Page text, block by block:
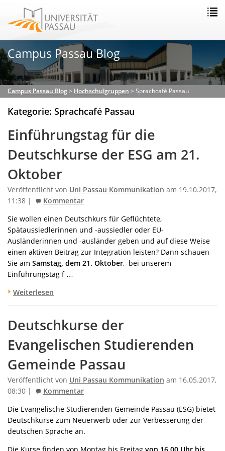
Campus Passau Blog
Campus Passau Blog> Hochschulgruppen > Sprachcafé Passau
Kategorie: Sprachcafé Passau
Einführungstag für die
Deutschkurse der ESG am 21.
Oktober
Veröffentlicht von Uni Passau Kommunikation am 19.10.2017,
11:38 |
Kommentar
Sie wollen einen Deutschkurs für Geflüchtete,
Spätaussiedlerinnen und -aussiedler oder EU-
Ausländerinnen und -ausländer geben und auf diese Weise
einen aktiven Beitrag zur Integration leisten? Dann schauen
Sie am Samstag, dem 21. Oktober, bei unserem
Einführungstag f …
Weiterlesen
Deutschkurse der
Evangelischen Studierenden
Gemeinde Passau
Veröffentlicht von Uni Passau Kommunikation am 16.05.2017,
08:30 |
Kommentar
Die Evangelische Studierenden Gemeinde Passau (ESG) bietet
Deutschkurse zum Neuerwerb oder zur Verbesserung der
deutschen Sprache an.